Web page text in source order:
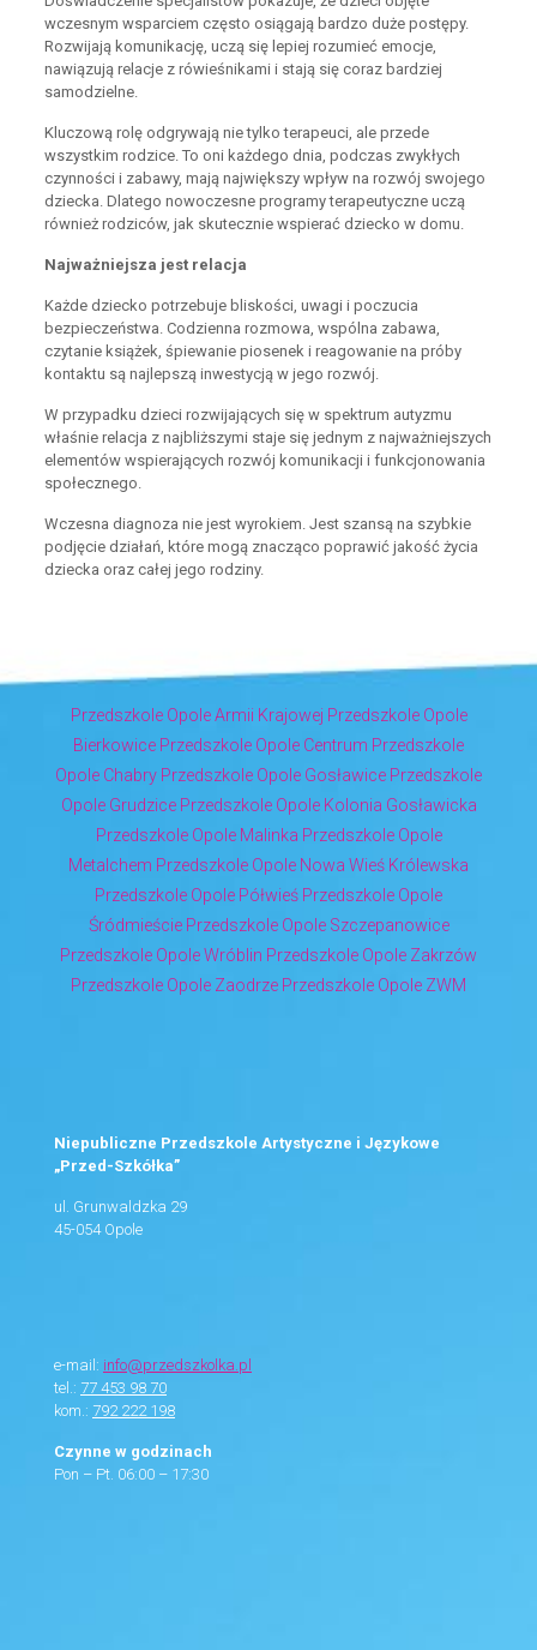
wczesnym wsparciem często osiągają bardzo duże postępy.
Rozwijają komunikację, uczą się lepiej rozumieć emocje,
nawiązują relacje z rówieśnikami i stają się coraz bardziej
samodzielne.
Kluczową rolę odgrywają nie tylko terapeuci, ale przede
wszystkim rodzice. To oni każdego dnia, podczas zwykłych
czynności i zabawy, mają największy wpływ na rozwój swojego
dziecka. Dlatego nowoczesne programy terapeutyczne uczą
również rodziców, jak skutecznie wspierać dziecko w domu.
Najważniejsza jest relacja
Każde dziecko potrzebuje bliskości, uwagi i poczucia
bezpieczeństwa. Codzienna rozmowa, wspólna zabawa,
czytanie książek, śpiewanie piosenek i reagowanie na próby
kontaktu są najlepszą inwestycją w jego rozwój.
W przypadku dzieci rozwijających się w spektrum autyzmu
właśnie relacja z najbliższymi staje się jednym z najważniejszych
elementów wspierających rozwój komunikacji i funkcjonowania
społecznego.
Wczesna diagnoza nie jest wyrokiem. Jest szansą na szybkie
podjęcie działań, które mogą znacząco poprawić jakość życia
dziecka oraz całej jego rodziny.
Przedszkole Opole Armii Krajowej Przedszkole Opole
Bierkowice Przedszkole Opole Centrum Przedszkole
Opole Chabry Przedszkole Opole Gosławice Przedszkole
Opole Grudzice Przedszkole Opole Kolonia Gosławicka
Przedszkole Opole Malinka Przedszkole Opole
Metalchem Przedszkole Opole Nowa Wieś Królewska
Przedszkole Opole Półwieś Przedszkole Opole
Śródmieście Przedszkole Opole Szczepanowice
Przedszkole Opole Wróblin Przedszkole Opole Zakrzów
Przedszkole Opole Zaodrze Przedszkole Opole ZWM
Niepubliczne Przedszkole Artystyczne i Językowe
„Przed-Szkółka”
ul. Grunwaldzka 29
45-054 Opole
e-mail: info@przedszkolka.pl
tel.: 77 453 98 70
kom.: 792 222 198
Czynne w godzinach
Pon – Pt. 06:00 – 17:30